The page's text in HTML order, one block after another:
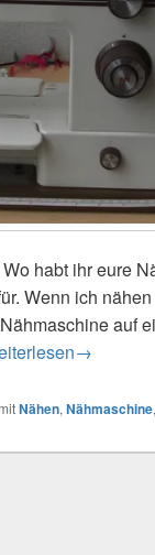
habt ihr eure
Wenn ich
auf
→
Nähen, Nähmaschine,